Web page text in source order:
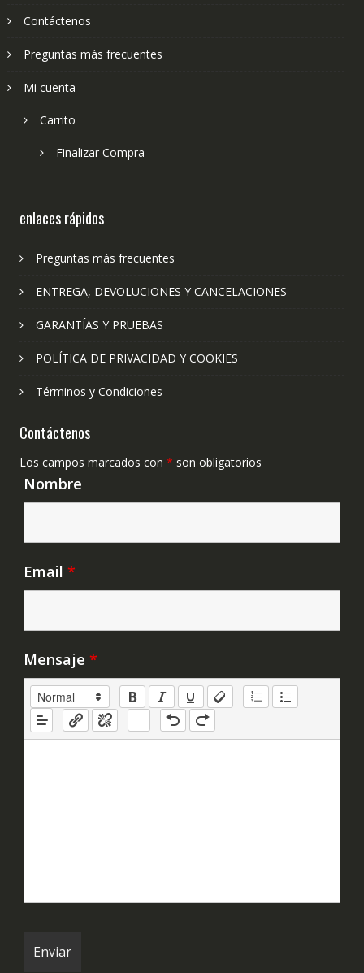
Contáctenos
Preguntas más frecuentes
Mi cuenta
Carrito
Finalizar Compra
enlaces rápidos
Preguntas más frecuentes
ENTREGA, DEVOLUCIONES Y CANCELACIONES
GARANTÍAS Y PRUEBAS
POLÍTICA DE PRIVACIDAD Y COOKIES
Términos y Condiciones
Contáctenos
Los campos marcados con * son obligatorios
Nombre
Email *
Mensaje *